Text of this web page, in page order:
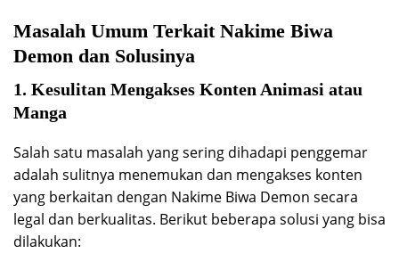
Masalah Umum Terkait Nakime Biwa
Demon dan Solusinya
1. Kesulitan Mengakses Konten Animasi atau
Manga
Salah satu masalah yang sering dihadapi penggemar
adalah sulitnya menemukan dan mengakses konten
yang berkaitan dengan Nakime Biwa Demon secara
legal dan berkualitas. Berikut beberapa solusi yang bisa
dilakukan: